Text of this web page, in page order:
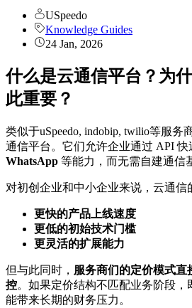
USpeedo
Knowledge Guides
24 Jan, 2026
什么是云通信平台？为
此重要？
类似于uSpeedo, indobip, twilio等服务
通信平台。它们允许企业通过 API 快
WhatsApp 等能力，而无需自建通信
对初创企业和中小企业来说，云通信
更快的产品上线速度
更低的初始技术门槛
更灵活的扩展能力
但与此同时， 服务商们的定价模式直
控。如果定价结构不匹配业务阶段
能带来长期的财务压力。